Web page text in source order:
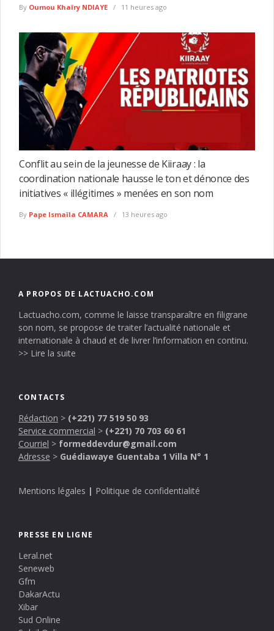
By Oumou Khaïry NDIAYE 11 heures ago
Conflit au sein de la jeunesse de Kiiraay : la
coordination nationale hausse le ton et dénonce des
initiatives « illégitimes » menées en son nom
By Pape Ismaïla CAMARA 13 heures ago
A PROPOS DE LACTUACHO.COM
Lactuacho.com, comme le laisse transparaître en filigrane
son nom, se propose de traiter l’actualité nationale et
internationale à chaud et de livrer l’information en continu.
>> Lire la suite
CONTACTS
Rédaction > (+221) 77 519 50 93
Service commercial > (+221) 70 703 60 61
Courriel > formeddevdur@gmail.com
Adresse > Guédiawaye Guentaba 1 Villa N° 1
Mentions légales | Politique de confidentialité
PRESSE EN LIGNE
Leral.net
Seneweb
Gfm
DakarActu
Xibar
Sud Online